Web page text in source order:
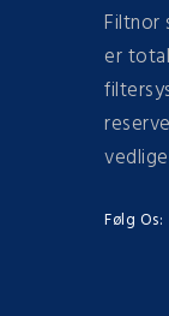
Filtnor
er
Følg Os: